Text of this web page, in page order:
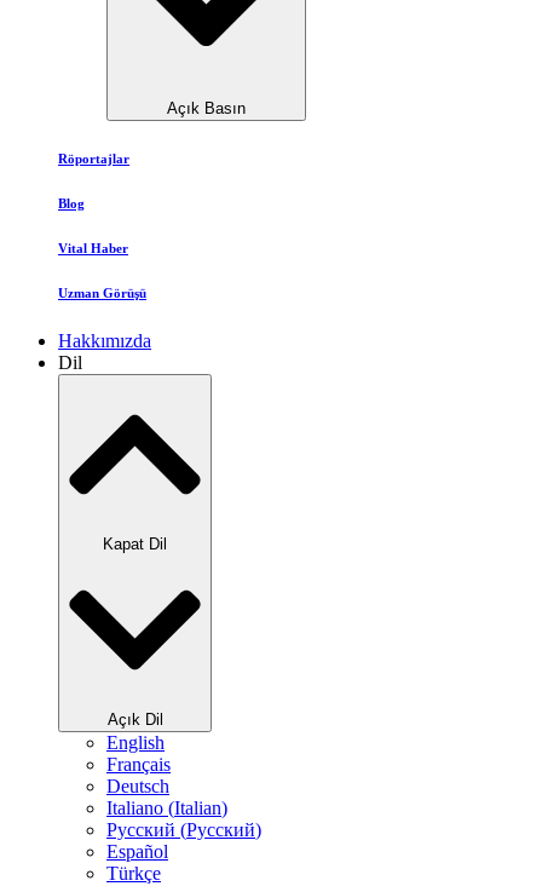
Açık Basın
Röportajlar
Blog
Vital Haber
Uzman Görüşü
Hakkımızda
Dil
Kapat Dil
Açık Dil
English
Français
Deutsch
Italiano (Italian)
Русский (Pусский)
Español
Türkçe